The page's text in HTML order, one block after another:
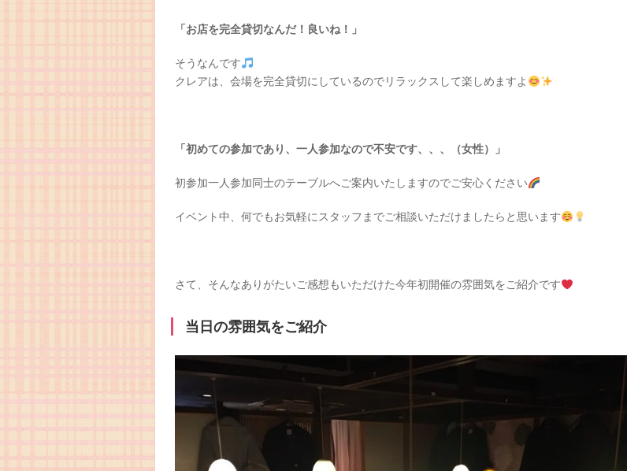
「お店を完全貸切なんだ！良いね！」
そうなんです
クレアは、会場を完全貸切にしているのでリラックスして楽しめますよ
「初めての参加であり、一人参加なので不安です、、、（女性）」
初参加一人参加同士のテーブルへご案内いたしますのでご安心ください
イベント中、何でもお気軽にスタッフまでご相談いただけましたらと思います
さて、そんなありがたいご感想もいただけた今年初開催の雰囲気をご紹介です
当日の雰囲気をご紹介